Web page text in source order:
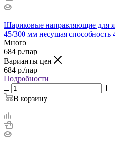
Шариковые направляющие для
45/300 мм несущая способность
Много
684 р./пар
Варианты цен
684 р./пар
Подробности
В корзину